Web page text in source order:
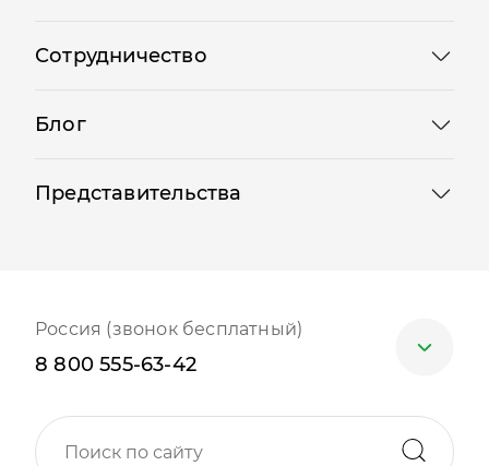
Сотрудничество
Блог
Представительства
Россия (звонок бесплатный)
8 800 555-63-42